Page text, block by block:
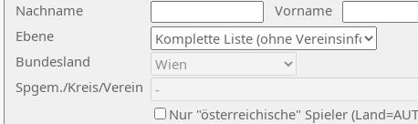
Nachname
Vorname
Ebene
Bundesland
Spgem./Kreis/Verein
Nur "österreichische" Spieler